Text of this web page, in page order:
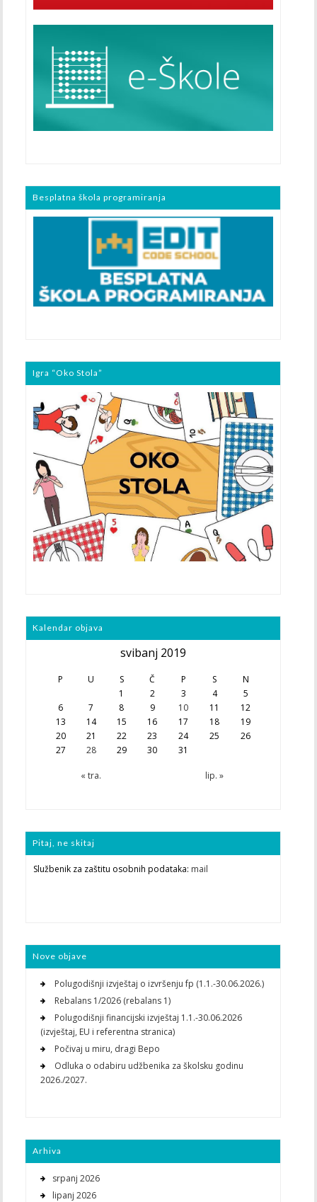
Besplatna škola programiranja
Igra “Oko Stola”
Kalendar objava
svibanj 2019
P U S Č P S N
« tra. lip. »
1 2 3 4
5
6
7 8 9 10 11
12
13
14 15 16 17 18
19
20
21 22 23 24 25
26
27
28 29 30 31
Pitaj, ne skitaj
Službenik za zaštitu osobnih podataka: mail
Nove objave
Polugodišnji izvještaj o izvršenju fp (1.1.-30.06.2026.)
Rebalans 1/2026 (rebalans 1)
Polugodišnji financijski izvještaj 1.1.-30.06.2026
(izvještaj, EU i referentna stranica)
Počivaj u miru, dragi Bepo
Odluka o odabiru udžbenika za školsku godinu
2026./2027.
Arhiva
srpanj 2026
lipanj 2026